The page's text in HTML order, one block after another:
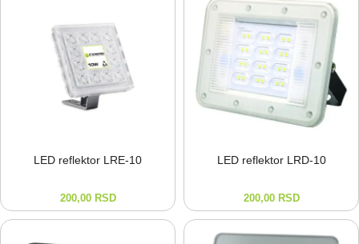
LED reflektor LRE-⁠10
200,00 RSD
LED reflektor LRD-⁠10
200,00 RSD